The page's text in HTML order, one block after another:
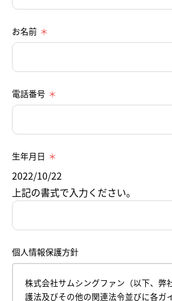
お名前
電話番号
生年月日
2022/10/22
上記の書式で入力ください。
個人情報保護方針
株式会社サムシングファン（以下、弊
護法及びその他の関連法令並びに各ガ